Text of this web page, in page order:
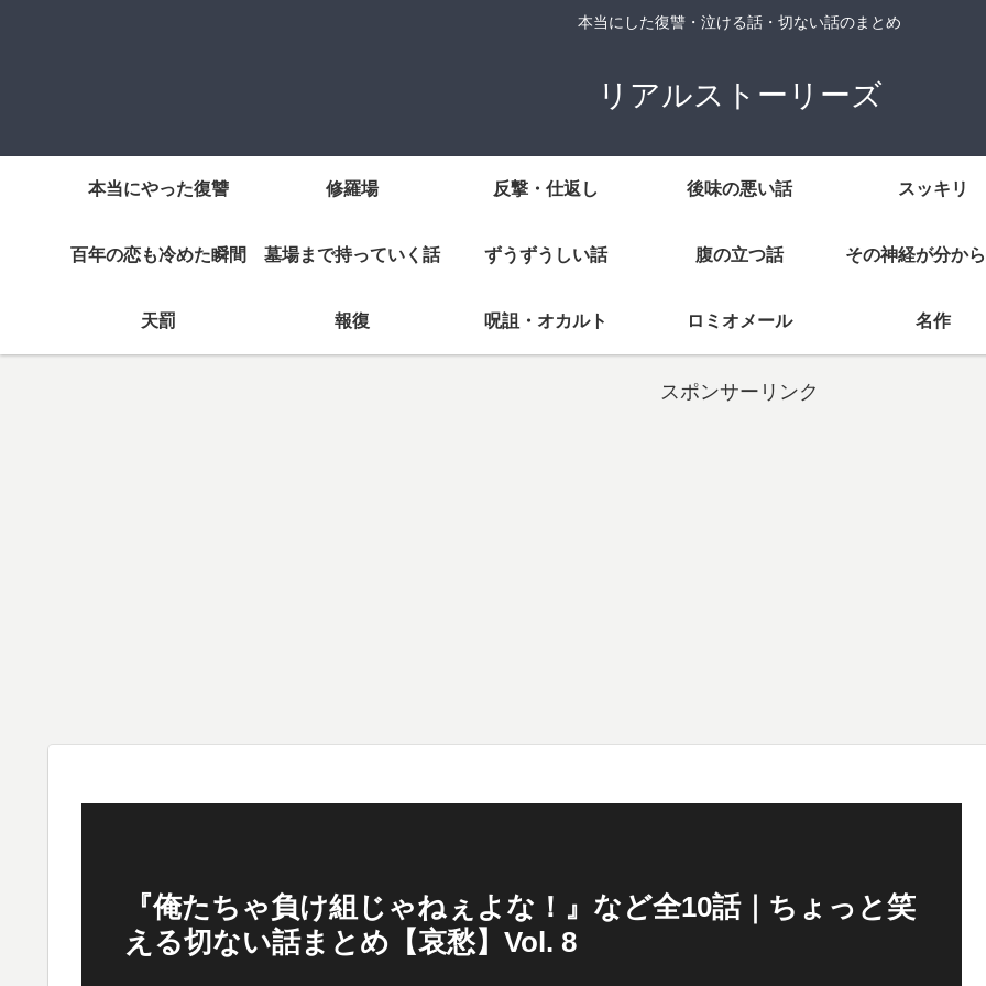
本当にした復讐・泣ける話・切ない話のまとめ
リアルストーリーズ
本当にやった復讐 修羅場 反撃・仕返し 後味の悪い話 スッキリ
百年の恋も冷めた瞬間 墓場まで持っていく話 ずうずうしい話 腹の立つ話 その神経が分から
天罰 報復 呪詛・オカルト ロミオメール 名作
スポンサーリンク
『俺たちゃ負け組じゃねぇよな！』など全10話｜ちょっと笑
える切ない話まとめ【哀愁】Vol. 8